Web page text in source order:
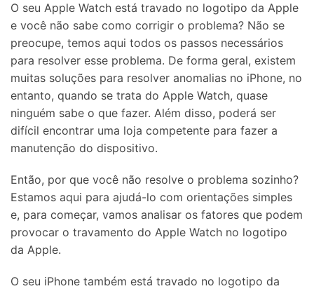
O seu Apple Watch está travado no logotipo da Apple
e você não sabe como corrigir o problema? Não se
preocupe, temos aqui todos os passos necessários
para resolver esse problema. De forma geral, existem
muitas soluções para resolver anomalias no iPhone, no
entanto, quando se trata do Apple Watch, quase
ninguém sabe o que fazer. Além disso, poderá ser
difícil encontrar uma loja competente para fazer a
manutenção do dispositivo.
Então, por que você não resolve o problema sozinho?
Estamos aqui para ajudá-lo com orientações simples
e, para começar, vamos analisar os fatores que podem
provocar o travamento do Apple Watch no logotipo
da Apple.
O seu iPhone também está travado no logotipo da